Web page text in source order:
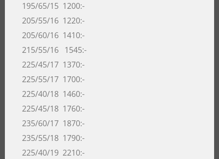
195/65/15 1200:-
205/55/16 1220:-
205/60/16 1410:-
215/55/16 1545:-
225/45/17 1370:-
225/55/17 1700:-
225/40/18 1460:-
225/45/18 1760:-
235/60/17 1870:-
235/55/18 1790:-
225/40/19 2210:-